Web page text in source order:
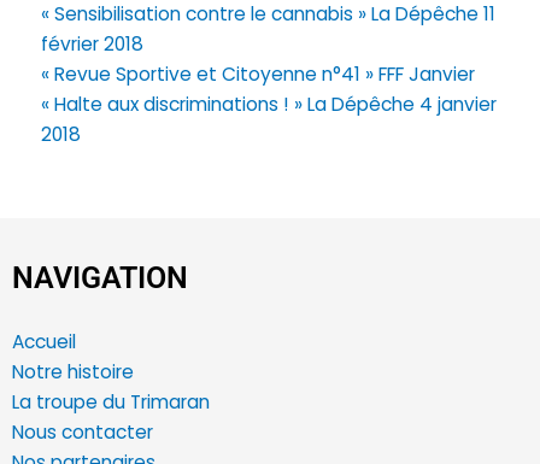
« Sensibilisation contre le cannabis » La Dépêche 11
février 2018
« Revue Sportive et Citoyenne n°41 » FFF Janvier
« Halte aux discriminations ! » La Dépêche 4 janvier
2018
NAVIGATION
Accueil
Notre histoire
La troupe du Trimaran
Nous contacter